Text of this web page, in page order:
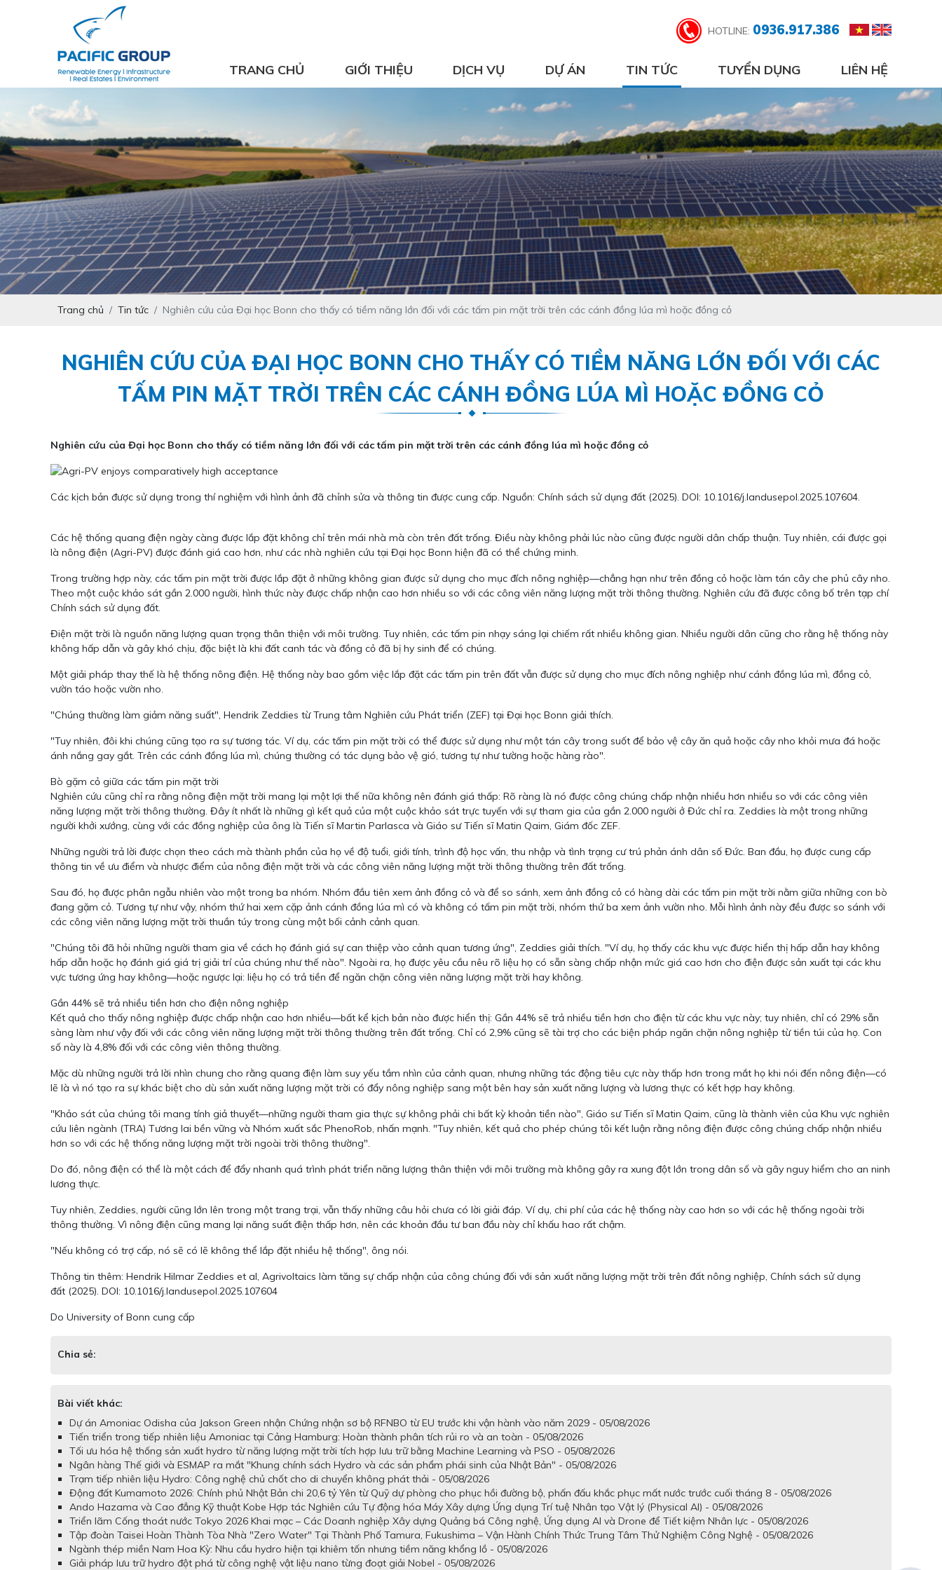
HOTLINE: 0936.917.386
TRANG CHỦ GIỚI THIỆU DỊCH VỤ DỰ ÁN TIN TỨC TUYỂN DỤNG LIÊN HỆ
Trang chủ Tin tức Nghiên cứu của Đại học Bonn cho thấy có tiềm năng lớn đối với các tấm pin mặt trời trên các cánh đồng lúa mì hoặc đồng cỏ
NGHIÊN CỨU CỦA ĐẠI HỌC BONN CHO THẤY CÓ TIỀM NĂNG LỚN ĐỐI VỚI CÁC
TẤM PIN MẶT TRỜI TRÊN CÁC CÁNH ĐỒNG LÚA MÌ HOẶC ĐỒNG CỎ
Nghiên cứu của Đại học Bonn cho thấy có tiềm năng lớn đối với các tấm pin mặt trời trên các cánh đồng lúa mì hoặc đồng cỏ
Các kịch bản được sử dụng trong thí nghiệm với hình ảnh đã chỉnh sửa và thông tin được cung cấp. Nguồn: Chính sách sử dụng đất (2025). DOI: 10.1016/j.landusepol.2025.107604.
Các hệ thống quang điện ngày càng được lắp đặt không chỉ trên mái nhà mà còn trên đất trống. Điều này không phải lúc nào cũng được người dân chấp thuận. Tuy nhiên, cái được gọi
là nông điện (Agri-PV) được đánh giá cao hơn, như các nhà nghiên cứu tại Đại học Bonn hiện đã có thể chứng minh.
Trong trường hợp này, các tấm pin mặt trời được lắp đặt ở những không gian được sử dụng cho mục đích nông nghiệp—chẳng hạn như trên đồng cỏ hoặc làm tán cây che phủ cây nho.
Theo một cuộc khảo sát gần 2.000 người, hình thức này được chấp nhận cao hơn nhiều so với các công viên năng lượng mặt trời thông thường. Nghiên cứu đã được công bố trên tạp chí
Chính sách sử dụng đất.
Điện mặt trời là nguồn năng lượng quan trọng thân thiện với môi trường. Tuy nhiên, các tấm pin nhạy sáng lại chiếm rất nhiều không gian. Nhiều người dân cũng cho rằng hệ thống này
không hấp dẫn và gây khó chịu, đặc biệt là khi đất canh tác và đồng cỏ đã bị hy sinh để có chúng.
Một giải pháp thay thế là hệ thống nông điện. Hệ thống này bao gồm việc lắp đặt các tấm pin trên đất vẫn được sử dụng cho mục đích nông nghiệp như cánh đồng lúa mì, đồng cỏ,
vườn táo hoặc vườn nho.
"Chúng thường làm giảm năng suất", Hendrik Zeddies từ Trung tâm Nghiên cứu Phát triển (ZEF) tại Đại học Bonn giải thích.
"Tuy nhiên, đôi khi chúng cũng tạo ra sự tương tác. Ví dụ, các tấm pin mặt trời có thể được sử dụng như một tán cây trong suốt để bảo vệ cây ăn quả hoặc cây nho khỏi mưa đá hoặc
ánh nắng gay gắt. Trên các cánh đồng lúa mì, chúng thường có tác dụng bảo vệ gió, tương tự như tường hoặc hàng rào".
Bò gặm cỏ giữa các tấm pin mặt trời
Nghiên cứu cũng chỉ ra rằng nông điện mặt trời mang lại một lợi thế nữa không nên đánh giá thấp: Rõ ràng là nó được công chúng chấp nhận nhiều hơn nhiều so với các công viên
năng lượng mặt trời thông thường. Đây ít nhất là những gì kết quả của một cuộc khảo sát trực tuyến với sự tham gia của gần 2.000 người ở Đức chỉ ra. Zeddies là một trong những
người khởi xướng, cùng với các đồng nghiệp của ông là Tiến sĩ Martin Parlasca và Giáo sư Tiến sĩ Matin Qaim, Giám đốc ZEF.
Những người trả lời được chọn theo cách mà thành phần của họ về độ tuổi, giới tính, trình độ học vấn, thu nhập và tình trạng cư trú phản ánh dân số Đức. Ban đầu, họ được cung cấp
thông tin về ưu điểm và nhược điểm của nông điện mặt trời và các công viên năng lượng mặt trời thông thường trên đất trống.
Sau đó, họ được phân ngẫu nhiên vào một trong ba nhóm. Nhóm đầu tiên xem ảnh đồng cỏ và để so sánh, xem ảnh đồng cỏ có hàng dài các tấm pin mặt trời nằm giữa những con bò
đang gặm cỏ. Tương tự như vậy, nhóm thứ hai xem cặp ảnh cánh đồng lúa mì có và không có tấm pin mặt trời, nhóm thứ ba xem ảnh vườn nho. Mỗi hình ảnh này đều được so sánh với
các công viên năng lượng mặt trời thuần túy trong cùng một bối cảnh cảnh quan.
"Chúng tôi đã hỏi những người tham gia về cách họ đánh giá sự can thiệp vào cảnh quan tương ứng", Zeddies giải thích. "Ví dụ, họ thấy các khu vực được hiển thị hấp dẫn hay không
hấp dẫn hoặc họ đánh giá giá trị giải trí của chúng như thế nào". Ngoài ra, họ được yêu cầu nêu rõ liệu họ có sẵn sàng chấp nhận mức giá cao hơn cho điện được sản xuất tại các khu
vực tương ứng hay không—hoặc ngược lại: liệu họ có trả tiền để ngăn chặn công viên năng lượng mặt trời hay không.
Gần 44% sẽ trả nhiều tiền hơn cho điện nông nghiệp
Kết quả cho thấy nông nghiệp được chấp nhận cao hơn nhiều—bất kể kịch bản nào được hiển thị: Gần 44% sẽ trả nhiều tiền hơn cho điện từ các khu vực này; tuy nhiên, chỉ có 29% sẵn
sàng làm như vậy đối với các công viên năng lượng mặt trời thông thường trên đất trống. Chỉ có 2,9% cũng sẽ tài trợ cho các biện pháp ngăn chặn nông nghiệp từ tiền túi của họ. Con
số này là 4,8% đối với các công viên thông thường.
Mặc dù những người trả lời nhìn chung cho rằng quang điện làm suy yếu tầm nhìn của cảnh quan, nhưng những tác động tiêu cực này thấp hơn trong mắt họ khi nói đến nông điện—có
lẽ là vì nó tạo ra sự khác biệt cho dù sản xuất năng lượng mặt trời có đẩy nông nghiệp sang một bên hay sản xuất năng lượng và lương thực có kết hợp hay không.
"Khảo sát của chúng tôi mang tính giả thuyết—những người tham gia thực sự không phải chi bất kỳ khoản tiền nào", Giáo sư Tiến sĩ Matin Qaim, cũng là thành viên của Khu vực nghiên
cứu liên ngành (TRA) Tương lai bền vững và Nhóm xuất sắc PhenoRob, nhấn mạnh. "Tuy nhiên, kết quả cho phép chúng tôi kết luận rằng nông điện được công chúng chấp nhận nhiều
hơn so với các hệ thống năng lượng mặt trời ngoài trời thông thường".
Do đó, nông điện có thể là một cách để đẩy nhanh quá trình phát triển năng lượng thân thiện với môi trường mà không gây ra xung đột lớn trong dân số và gây nguy hiểm cho an ninh
lương thực.
Tuy nhiên, Zeddies, người cũng lớn lên trong một trang trại, vẫn thấy những câu hỏi chưa có lời giải đáp. Ví dụ, chi phí của các hệ thống này cao hơn so với các hệ thống ngoài trời
thông thường. Vì nông điện cũng mang lại năng suất điện thấp hơn, nên các khoản đầu tư ban đầu này chỉ khấu hao rất chậm.
"Nếu không có trợ cấp, nó sẽ có lẽ không thể lắp đặt nhiều hệ thống", ông nói.
Thông tin thêm: Hendrik Hilmar Zeddies et al, Agrivoltaics làm tăng sự chấp nhận của công chúng đối với sản xuất năng lượng mặt trời trên đất nông nghiệp, Chính sách sử dụng
đất (2025). DOI: 10.1016/j.landusepol.2025.107604
Do University of Bonn cung cấp
Chia sẻ:
Bài viết khác:
Dự án Amoniac Odisha của Jakson Green nhận Chứng nhận sơ bộ RFNBO từ EU trước khi vận hành vào năm 2029 - 05/08/2026
Tiến triển trong tiếp nhiên liệu Amoniac tại Cảng Hamburg: Hoàn thành phân tích rủi ro và an toàn - 05/08/2026
Tối ưu hóa hệ thống sản xuất hydro từ năng lượng mặt trời tích hợp lưu trữ bằng Machine Learning và PSO - 05/08/2026
Ngân hàng Thế giới và ESMAP ra mắt "Khung chính sách Hydro và các sản phẩm phái sinh của Nhật Bản" - 05/08/2026
Trạm tiếp nhiên liệu Hydro: Công nghệ chủ chốt cho di chuyển không phát thải - 05/08/2026
Động đất Kumamoto 2026: Chính phủ Nhật Bản chi 20,6 tỷ Yên từ Quỹ dự phòng cho phục hồi đường bộ, phấn đấu khắc phục mất nước trước cuối tháng 8 - 05/08/2026
Ando Hazama và Cao đẳng Kỹ thuật Kobe Hợp tác Nghiên cứu Tự động hóa Máy Xây dựng Ứng dụng Trí tuệ Nhân tạo Vật lý (Physical AI) - 05/08/2026
Triển lãm Cống thoát nước Tokyo 2026 Khai mạc – Các Doanh nghiệp Xây dựng Quảng bá Công nghệ, Ứng dụng AI và Drone để Tiết kiệm Nhân lực - 05/08/2026
Tập đoàn Taisei Hoàn Thành Tòa Nhà "Zero Water" Tại Thành Phố Tamura, Fukushima – Vận Hành Chính Thức Trung Tâm Thử Nghiệm Công Nghệ - 05/08/2026
Ngành thép miền Nam Hoa Kỳ: Nhu cầu hydro hiện tại khiêm tốn nhưng tiềm năng khổng lồ - 05/08/2026
Giải pháp lưu trữ hydro đột phá từ công nghệ vật liệu nano từng đoạt giải Nobel - 05/08/2026